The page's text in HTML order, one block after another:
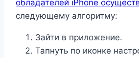
обладателей iPhone
следующему алгоритму:
Зайти в приложение.
Тапнуть по иконке